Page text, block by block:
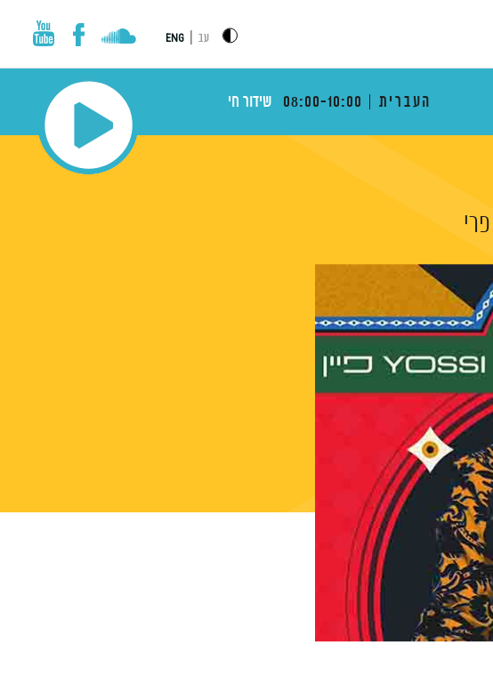
עב ENG
העברית 08:00-10:00 שידור חי